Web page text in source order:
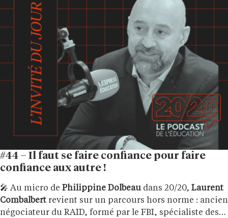
#44 – Il faut se faire confiance pour faire
confiance aux autre !
🎤 Au micro de Philippine Dolbeau dans 20/20, Laurent
Combalbert revient sur un parcours hors norme : ancien
négociateur du RAID, formé par le FBI, spécialiste des